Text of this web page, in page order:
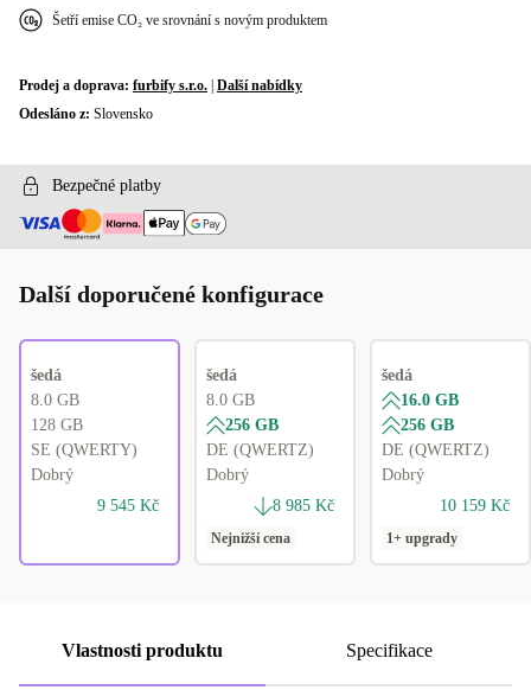
Šetří emise CO₂ ve srovnání s novým produktem
Prodej a doprava: furbify s.r.o. Další nabídky
Odesláno z: Slovensko
Bezpečné platby
Další doporučené konfigurace
šedá
8.0 GB
128 GB
SE (QWERTY)
Dobrý
9 545 Kč
šedá
8.0 GB
256 GB
DE (QWERTZ)
Dobrý
8 985 Kč
Nejnižší cena
šedá
16.0 GB
256 GB
DE (QWERTZ)
Dobrý
10 159 Kč
1+ upgrady
Vlastnosti produktu Specifikace